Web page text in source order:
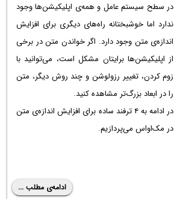
در سطح سیستم عامل و همه‌ی اپلیکیشن‌ها وجود
ندارد اما خوشبختانه راه‌های دیگری برای افزایش
اندازه‌ی متن وجود دارد. اگر خواندن متن در برخی
از اپلیکیشن‌ها برایتان مشکل است، می‌توانید با
زوم کردن، تغییر رزولوشن و چند روش دیگر، متن
را در ابعاد بزرگ‌تر مشاهده کنید.
در ادامه به ۴ ترفند ساده برای افزایش اندازه‌ی متن
در مک‌او‌اس می‌پردازیم.
ادامه‌ی مطلب ...